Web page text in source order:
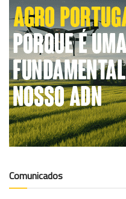
Comunicados